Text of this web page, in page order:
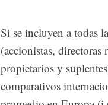
Si se incluyen a todas
(accionistas, directoras
propietarios y
comparativos